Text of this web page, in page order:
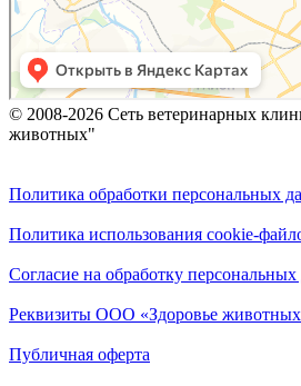
© 2008-2026 Сеть ветеринарных
животных"
Политика обработки персональных
Политика использования cookie-
Согласие на обработку
Реквизиты ООО «Здоровье
Публичная оферта